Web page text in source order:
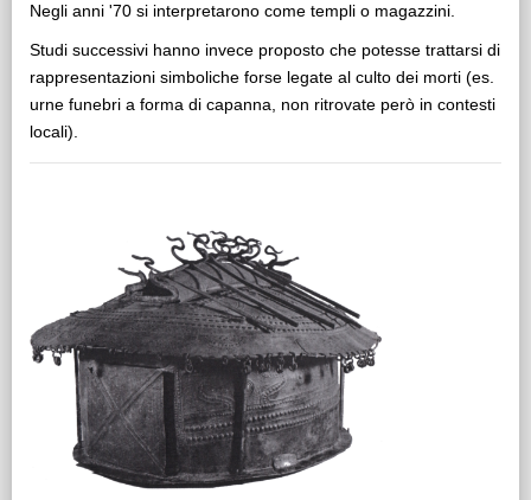
Negli anni '70 si interpretarono come templi o magazzini.
Studi successivi hanno invece proposto che potesse trattarsi di
rappresentazioni simboliche forse legate al culto dei morti (es.
urne funebri a forma di capanna, non ritrovate però in contesti
locali).